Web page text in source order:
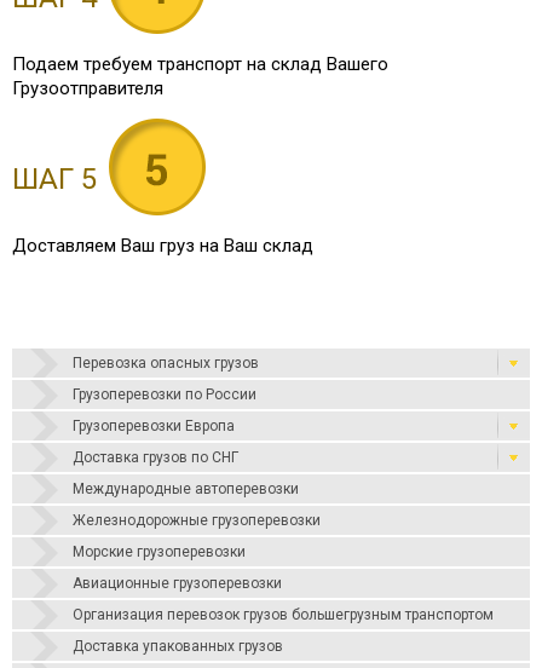
Перевозка опасных грузов
Грузоперевозки по России
Грузоперевозки Европа
Доставка грузов по СНГ
Международные автоперевозки
Железнодорожные грузоперевозки
Морские грузоперевозки
Авиационные грузоперевозки
Организация перевозок грузов большегрузным транспортом
Доставка упакованных грузов
Подаем требуем транспорт на склад Вашего
Грузоотправителя
ШАГ 5
Доставляем Ваш груз на Ваш склад